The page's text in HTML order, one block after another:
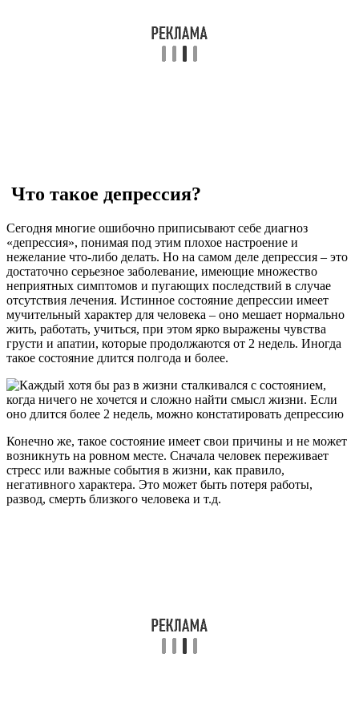
Что такое депрессия?
Сегодня многие ошибочно приписывают себе диагноз
«депрессия», понимая под этим плохое настроение и
нежелание что-либо делать. Но на самом деле депрессия – это
достаточно серьезное заболевание, имеющие множество
неприятных симптомов и пугающих последствий в случае
отсутствия лечения. Истинное состояние депрессии имеет
мучительный характер для человека – оно мешает нормально
жить, работать, учиться, при этом ярко выражены чувства
грусти и апатии, которые продолжаются от 2 недель. Иногда
такое состояние длится полгода и более.
Конечно же, такое состояние имеет свои причины и не может
возникнуть на ровном месте. Сначала человек переживает
стресс или важные события в жизни, как правило,
негативного характера. Это может быть потеря работы,
развод, смерть близкого человека и т.д.